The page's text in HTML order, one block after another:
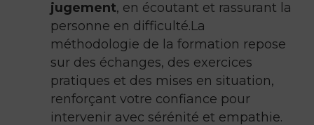
jugement, en écoutant et rassurant la
personne en difficulté.La
méthodologie de la formation repose
sur des échanges, des exercices
pratiques et des mises en situation,
renforçant votre confiance pour
intervenir avec sérénité et empathie.